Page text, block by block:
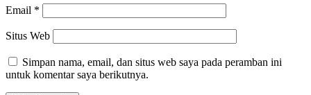
Email *
Situs Web
Simpan nama, email, dan situs web saya pada peramban ini
untuk komentar saya berikutnya.